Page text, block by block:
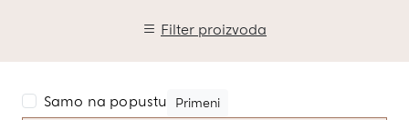
Filter proizvoda
Samo na popustu Primeni